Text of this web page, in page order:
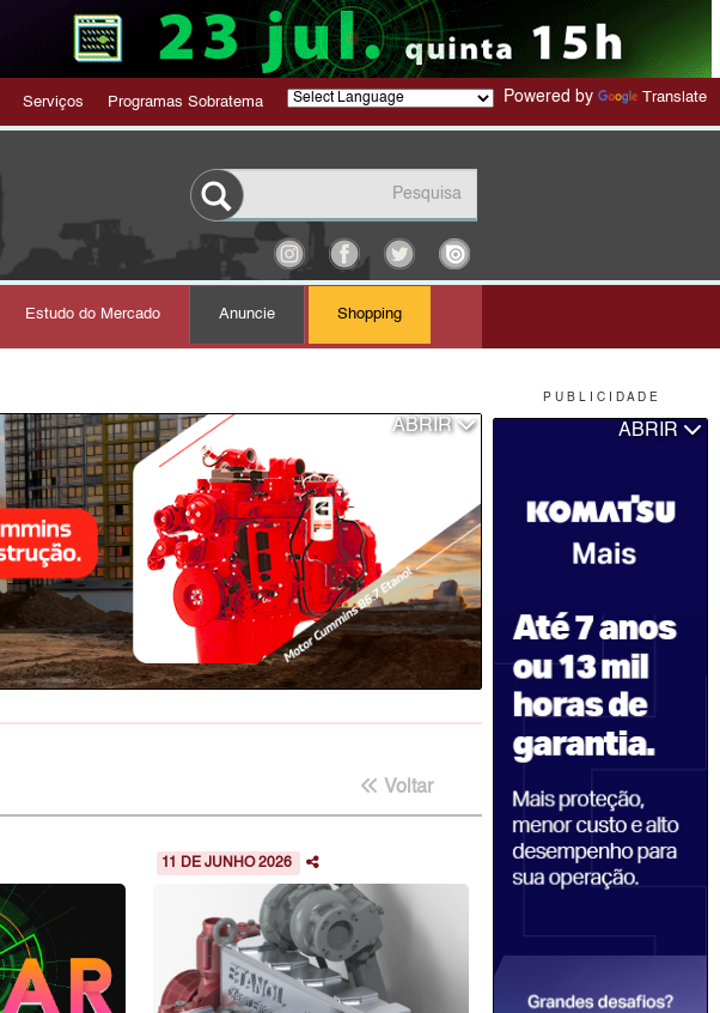
P U B L I C I D A D E
ABRIR
Serviços Programas Sobratema Powered by Translate
Estudo do Mercado Anuncie Shopping
ABRIR
Voltar
11 DE JUNHO 2026